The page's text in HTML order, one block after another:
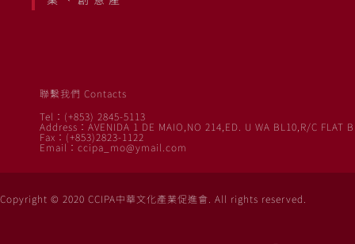
聯繫我們 Contacts
Tel：(+853) 2845-5113
Address：AVENIDA 1 DE MAIO,NO 214,ED. U WA BL10,R/C FLAT B
Fax：(+853)2823-1122
Email：ccipa_mo@ymail.com
Copyright © 2020 CCIPA中華文化產業促進會. All rights reserved.